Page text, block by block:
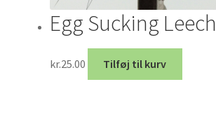
Egg Sucking Leech
kr.25.00 Tilføj til kurv